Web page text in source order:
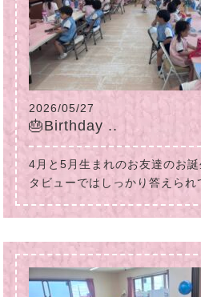
2026/05/27
🎂Birthday ..
4月と5月生まれのお友達のお
タビューではしっかり答えられ